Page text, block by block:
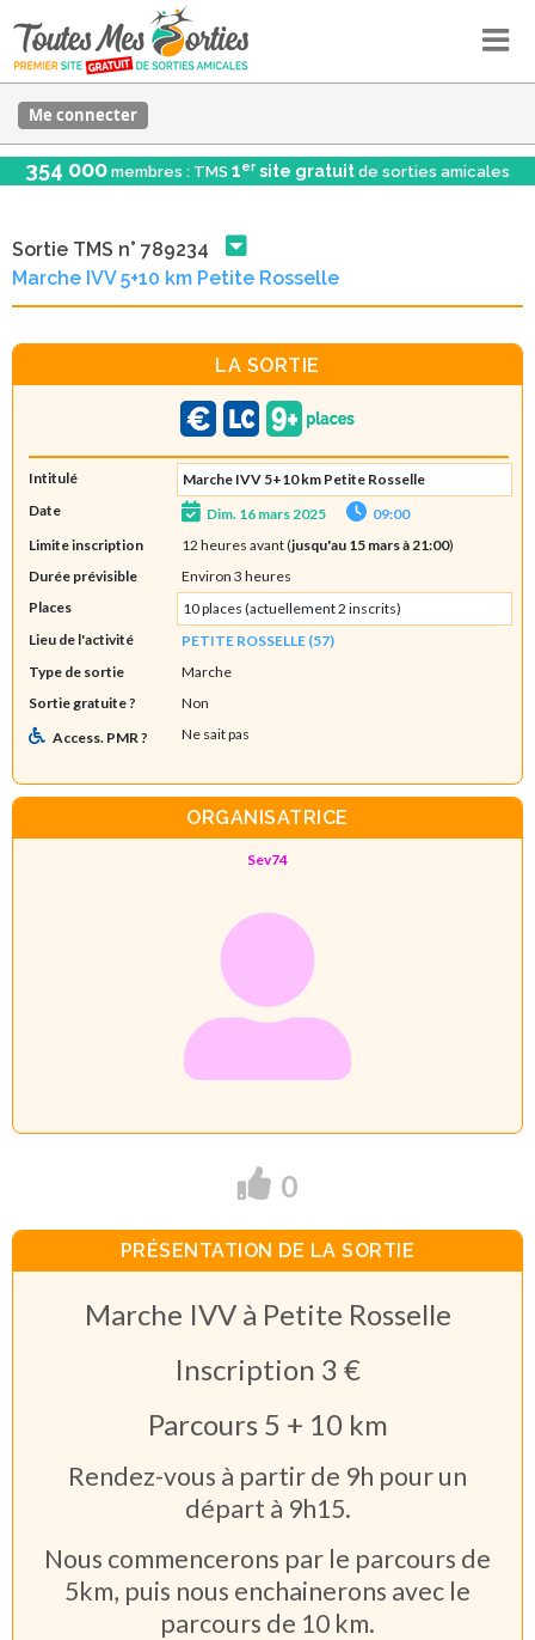
Me connecter
354 000 membres : TMS 1er site gratuit de sorties amicales
Sortie TMS n° 789234
Marche IVV 5+10 km Petite Rosselle
LA SORTIE
Intitulé
Marche IVV 5+10 km Petite Rosselle
Date
Dim. 16 mars 2025
09:00
Limite inscription
12 heures avant (jusqu'au 15 mars à 21:00)
Durée prévisible
Environ 3 heures
Places
10 places (actuellement 2 inscrits)
Lieu de l'activité
PETITE ROSSELLE (57)
Type de sortie
Marche
Sortie gratuite ?
Non
Access. PMR ?
Ne sait pas
ORGANISATRICE
Sev74
0
PRÉSENTATION DE LA SORTIE
Marche IVV à Petite Rosselle
Inscription 3 €
Parcours 5 + 10 km
Rendez-vous à partir de 9h pour un
départ à 9h15.
Nous commencerons par le parcours de
5km, puis nous enchainerons avec le
parcours de 10 km.